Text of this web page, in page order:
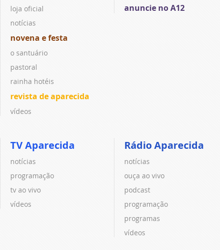
loja oficial
notícias
novena e festa
o santuário
pastoral
rainha hotéis
revista de aparecida
vídeos
anuncie no A12
TV Aparecida
notícias
programação
tv ao vivo
vídeos
Rádio Aparecida
notícias
ouça ao vivo
podcast
programação
programas
vídeos